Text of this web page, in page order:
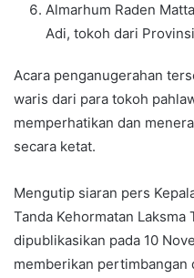
Almarhum Raden
Adi, tokoh dari
Acara penganugerahan
waris dari para tokoh
memperhatikan dan
secara ketat.
Mengutip siaran pers
Tanda Kehormatan Laksma
dipublikasikan pada 10
memberikan pertimbangan